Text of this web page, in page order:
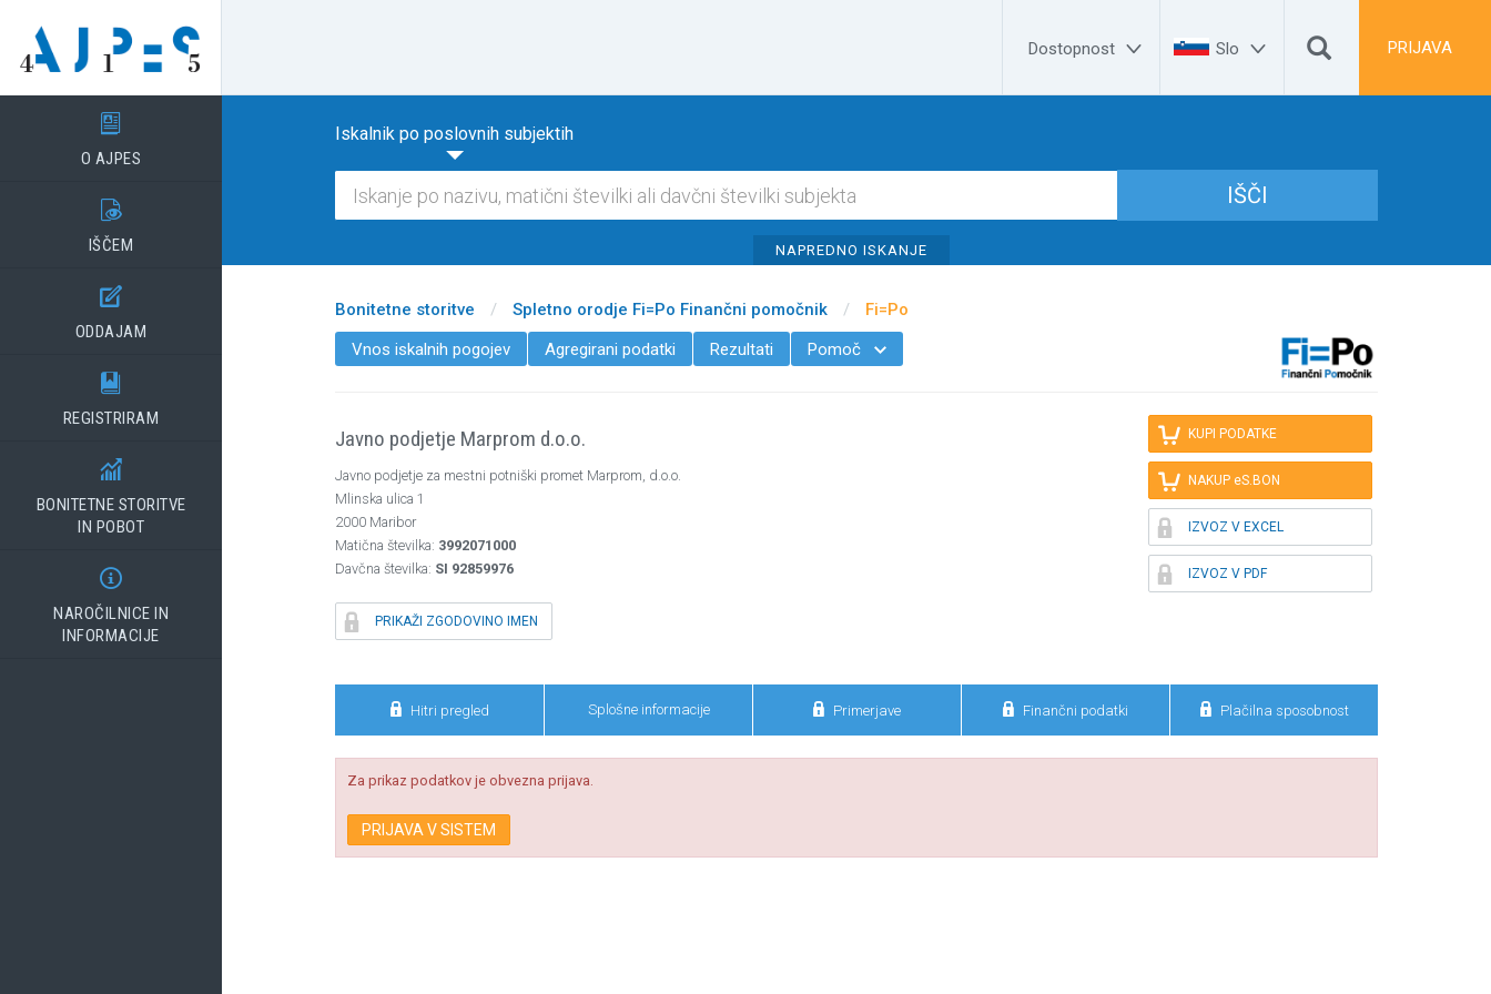

O AJPES

IŠČEM

ODDAJAM

REGISTRIRAM

BONITETNE STORITVE
IN POBOT

NAROČILNICE IN
INFORMACIJE
PRIJAVA
Slo 
Dostopnost 
Iskalnik po poslovnih subjektih
NAPREDNO ISKANJE
Bonitetne storitve / Spletno orodje Fi=Po Finančni pomočnik /
Fi=Po
Vnos iskalnih pogojev
Agregirani podatki Rezultati Pomoč 
Javno podjetje Marprom d.o.o.
Javno podjetje za mestni potniški promet Marprom, d.o.o.
Mlinska ulica 1
2000 Maribor
Matična številka: 3992071000
Davčna številka: SI 92859976
 PRIKAŽI ZGODOVINO IMEN
 KUPI PODATKE
 NAKUP eS.BON
 IZVOZ V EXCEL
 IZVOZ V PDF
 Hitri pregled Splošne informacije  Primerjave  Finančni podatki  Plačilna sposobnost
Za prikaz podatkov je obvezna prijava.
PRIJAVA V SISTEM